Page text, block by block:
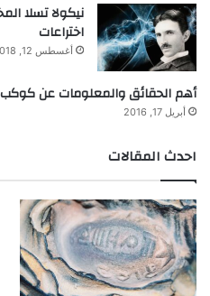
اختراعات
أغسطس 12, 2018
أهم الحقائق والمعلومات عن
أبريل 17, 2016
احدث المقالات